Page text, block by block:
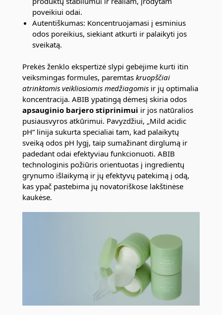
poveikiui odai.
Autentiškumas: Koncentruojamasi į esminius
odos poreikius, siekiant atkurti ir palaikyti jos
sveikatą.
Prekės ženklo ekspertizė slypi gebėjime kurti itin
veiksmingas formules, paremtas kruopščiai
atrinktomis veikliosiomis medžiagomis ir jų optimalia
koncentracija. ABIB ypatingą dėmesį skiria odos
apsauginio barjero stiprinimui ir jos natūralios
pusiausvyros atkūrimui. Pavyzdžiui, „Mild acidic
pH“ linija sukurta specialiai tam, kad palaikytų
sveiką odos pH lygį, taip sumažinant dirglumą ir
padedant odai efektyviau funkcionuoti. ABIB
technologinis požiūris orientuotas į ingredientų
grynumo išlaikymą ir jų efektyvų patekimą į odą,
kas ypač pastebima jų novatoriškose lakštinėse
kaukėse.